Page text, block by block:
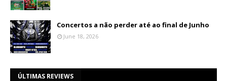
Concertos a não perder até ao final de Junho
June 18, 2026
ÚLTIMAS REVIEWS